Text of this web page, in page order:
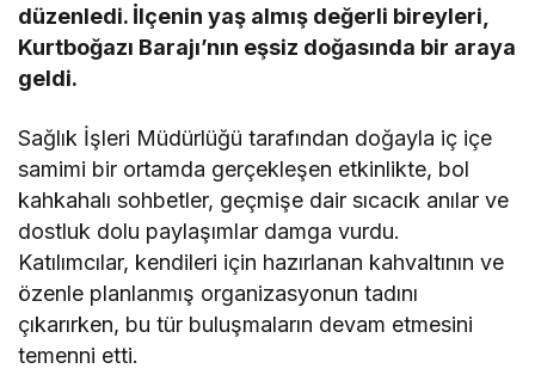
düzenledi. İlçenin yaş almış değerli bireyleri,
Kurtboğazı Barajı’nın eşsiz doğasında bir araya
geldi.
Sağlık İşleri Müdürlüğü tarafından doğayla iç içe
samimi bir ortamda gerçekleşen etkinlikte, bol
kahkahalı sohbetler, geçmişe dair sıcacık anılar ve
dostluk dolu paylaşımlar damga vurdu.
Katılımcılar, kendileri için hazırlanan kahvaltının ve
özenle planlanmış organizasyonun tadını
çıkarırken, bu tür buluşmaların devam etmesini
temenni etti.